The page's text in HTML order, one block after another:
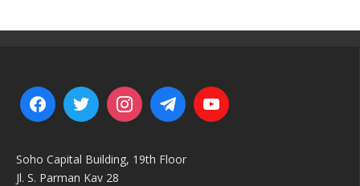
Soho Capital Building, 19th Floor
Jl. S. Parman Kav 28